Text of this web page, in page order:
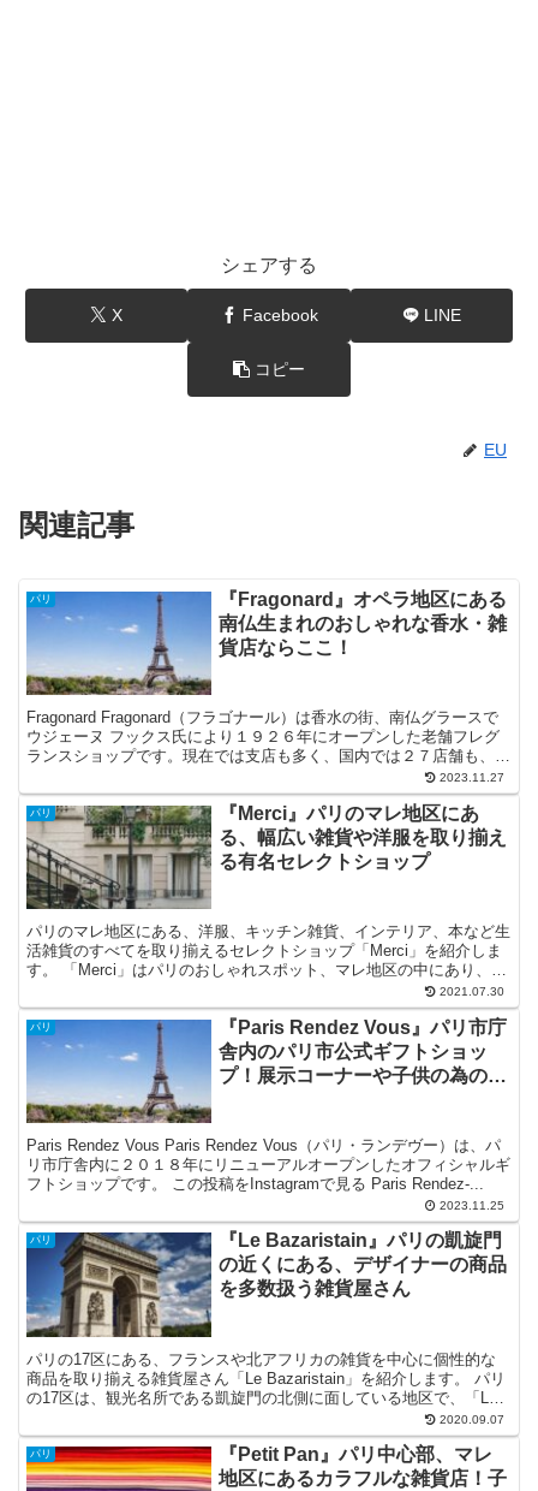
シェアする
X Facebook LINE
コピー
EU
関連記事
パリ
『Fragonard』オペラ地区にある
南仏生まれのおしゃれな香水・雑
貨店ならここ！
Fragonard Fragonard（フラゴナール）は香水の街、南仏グラースで
ウジェーヌ フックス氏により１９２６年にオープンした老舗フレグ
ランスショップです。現在では支店も多く、国内では２７店舗も、パ
2023.11.27
パリ
『Merci』パリのマレ地区にあ
る、幅広い雑貨や洋服を取り揃え
る有名セレクトショップ
パリのマレ地区にある、洋服、キッチン雑貨、インテリア、本など生
活雑貨のすべてを取り揃えるセレクトショップ「Merci」を紹介しま
す。 「Merci」はパリのおしゃれスポット、マレ地区の中にあり、近
2021.07.30
パリ
『Paris Rendez Vous』パリ市庁
舎内のパリ市公式ギフトショッ
プ！展示コーナーや子供の為のイ
Paris Rendez Vous Paris Rendez Vous（パリ・ランデヴー）は、パ
リ市庁舎内に２０１８年にリニューアルオープンしたオフィシャルギ
フトショップです。 この投稿をInstagramで見る Paris Rendez-...
2023.11.25
パリ
『Le Bazaristain』パリの凱旋門
の近くにある、デザイナーの商品
を多数扱う雑貨屋さん
パリの17区にある、フランスや北アフリカの雑貨を中心に個性的な
商品を取り揃える雑貨屋さん「Le Bazaristain」を紹介します。 パリ
の17区は、観光名所である凱旋門の北側に面している地区で、「Le
Bazaristain」は凱旋門から徒歩7～8分ほどの距離の場所にありま
す。
2020.09.07
パリ
『Petit Pan』パリ中心部、マレ
地区にあるカラフルな雑貨店！子